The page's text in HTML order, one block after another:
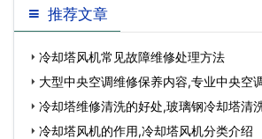
推荐文章
冷却塔风机常见故障维修处理方法
大型中央空调维修保养内容,专业中央空
冷却塔维修清洗的好处,玻璃钢冷却塔清
冷却塔风机的作用,冷却塔风机分类介绍